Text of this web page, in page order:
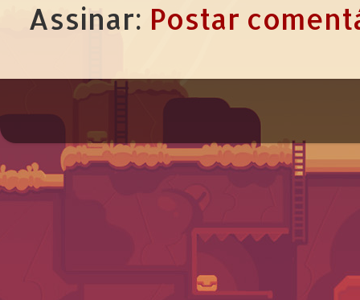
Assinar: Postar